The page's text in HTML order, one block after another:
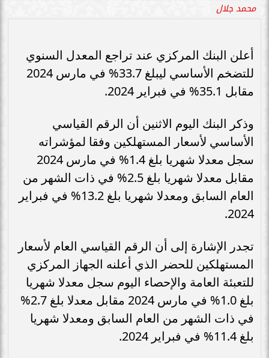
محمد جلال
أعلن البنك المركزي عند تراجع المعدل السنوي
للتضخم الأساسي ليبلغ 33.7% في مارس 2024
مقابل 35.1% في فبراير 2024.
وذكر البنك اليوم الاثنين أن الرقم القياسي
الأساسي لأسعار المستهلكين وفقا لمؤشراته
سجل معدلا شهريا بلغ 1.4% في مارس 2024
مقابل معدلا شهريا بلغ 2.5% في ذات الشهر من
العام السابق ومعدلا شهريا بلغ 13.2% في فبراير
2024.
تجدر الإشارة إلى أن الرقم القياسي العام لأسعار
المستهلكين للحضر الذي أعلنه الجهاز المركزي
للتعبئة العامة والإحصاء اليوم سجل معدلا شهريا
بلغ 1.0% في مارس 2024 مقابل معدلا بلغ 2.7%
في ذات الشهر من العام السابق ومعدلا شهريا
بلغ 11.4% في فبراير 2024.